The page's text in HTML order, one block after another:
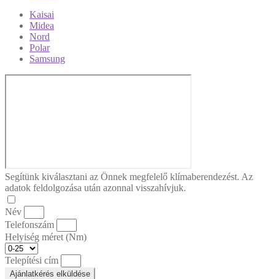
Kaisai
Midea
Nord
Polar
Samsung
Segítünk kiválasztani az Önnek megfelelő klímaberendezést. Az
adatok feldolgozása után azonnal visszahívjuk.
Név
Telefonszám
Helyiség méret (Nm)
Telepítési cím
Ajánlatkérés elküldése